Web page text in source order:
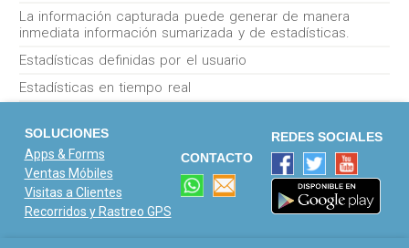
La información capturada puede generar de manera
inmediata información sumarizada y de estadísticas.
Estadísticas definidas por el usuario
Estadísticas en tiempo real
SOLUCIONES
Apps & Forms
Ventas Móbiles
Visitas a Clientes
Recorridos y Rastreo GPS
CONTACTO
REDES SOCIALES